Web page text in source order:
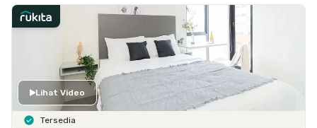
Lihat Video
Tersedia